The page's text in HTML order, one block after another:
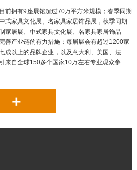
前拥有9座展馆超过70万平方米规模；春季同期
式家具文化展、名家具家居饰品展，秋季同期
家居展、中式家具文化展、名家具家居饰品
善产业链的有力措施；每届展会有超过1200家
成以上的品牌企业，以及意大利、美国、法
来自全球150多个国家10万左右专业观众参
+